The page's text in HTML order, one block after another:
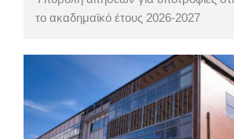
το ακαδημαϊκό έτους 2026-2027